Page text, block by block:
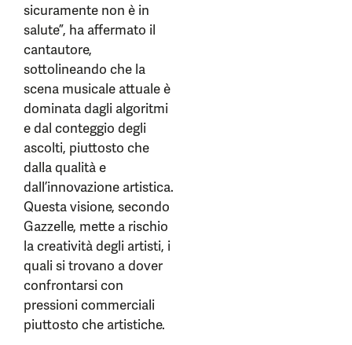
sicuramente non è in
salute”, ha affermato il
cantautore,
sottolineando che la
scena musicale attuale è
dominata dagli algoritmi
e dal conteggio degli
ascolti, piuttosto che
dalla qualità e
dall’innovazione artistica.
Questa visione, secondo
Gazzelle, mette a rischio
la creatività degli artisti, i
quali si trovano a dover
confrontarsi con
pressioni commerciali
piuttosto che artistiche.